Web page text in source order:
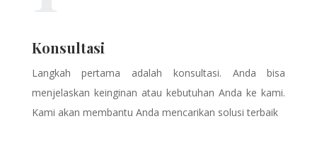
Konsultasi
Langkah pertama adalah konsultasi. Anda bisa
menjelaskan keinginan atau kebutuhan Anda ke kami.
Kami akan membantu Anda mencarikan solusi terbaik